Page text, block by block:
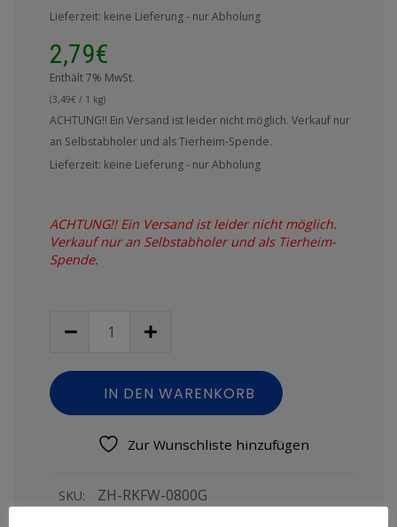
Lieferzeit: keine Lieferung - nur Abholung
2,79€
Enthält 7% MwSt.
(3,49€ / 1 kg)
ACHTUNG!! Ein Versand ist leider nicht möglich. Verkauf nur
an Selbstabholer und als Tierheim-Spende.
Lieferzeit: keine Lieferung - nur Abholung
ACHTUNG!! Ein Versand ist leider nicht möglich.
Verkauf nur an Selbstabholer und als Tierheim-
Spende.
IN DEN WARENKORB
Zur Wunschliste hinzufügen
SKU: ZH-RKFW-0800G